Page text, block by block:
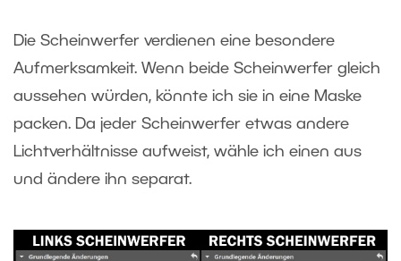
Die Scheinwerfer verdienen eine besondere
Aufmerksamkeit. Wenn beide Scheinwerfer gleich
aussehen würden, könnte ich sie in eine Maske
packen. Da jeder Scheinwerfer etwas andere
Lichtverhältnisse aufweist, wähle ich einen aus
und ändere ihn separat.